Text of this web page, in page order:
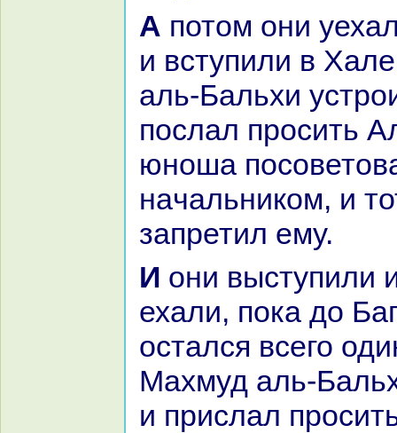
А потом они уехали из Дамаска
и вступили в
аль-Бальхи
послал просить
юноша
нaчальникoм, и
запретил ему.
И они выступили из Халеба и
ехали, пока до
остался всего
Махмуд аль-
и прислал